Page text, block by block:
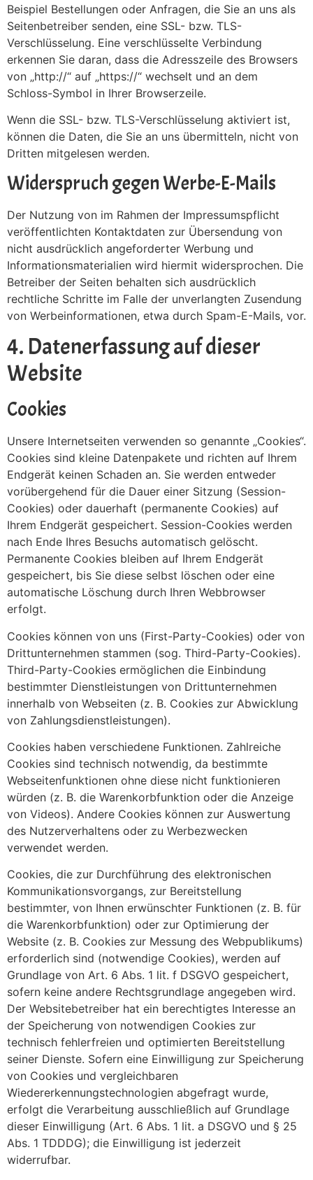
Beispiel Bestellungen oder Anfragen, die Sie an uns als
Seitenbetreiber senden, eine SSL- bzw. TLS-
Verschlüsselung. Eine verschlüsselte Verbindung
erkennen Sie daran, dass die Adresszeile des Browsers
von „http://“ auf „https://“ wechselt und an dem
Schloss-Symbol in Ihrer Browserzeile.
Wenn die SSL- bzw. TLS-Verschlüsselung aktiviert ist,
können die Daten, die Sie an uns übermitteln, nicht von
Dritten mitgelesen werden.
Widerspruch gegen Werbe-E-Mails
Der Nutzung von im Rahmen der Impressumspflicht
veröffentlichten Kontaktdaten zur Übersendung von
nicht ausdrücklich angeforderter Werbung und
Informationsmaterialien wird hiermit widersprochen. Die
Betreiber der Seiten behalten sich ausdrücklich
rechtliche Schritte im Falle der unverlangten Zusendung
von Werbeinformationen, etwa durch Spam-E-Mails, vor.
4. Datenerfassung auf dieser
Website
Cookies
Unsere Internetseiten verwenden so genannte „Cookies“.
Cookies sind kleine Datenpakete und richten auf Ihrem
Endgerät keinen Schaden an. Sie werden entweder
vorübergehend für die Dauer einer Sitzung (Session-
Cookies) oder dauerhaft (permanente Cookies) auf
Ihrem Endgerät gespeichert. Session-Cookies werden
nach Ende Ihres Besuchs automatisch gelöscht.
Permanente Cookies bleiben auf Ihrem Endgerät
gespeichert, bis Sie diese selbst löschen oder eine
automatische Löschung durch Ihren Webbrowser
erfolgt.
Cookies können von uns (First-Party-Cookies) oder von
Drittunternehmen stammen (sog. Third-Party-Cookies).
Third-Party-Cookies ermöglichen die Einbindung
bestimmter Dienstleistungen von Drittunternehmen
innerhalb von Webseiten (z. B. Cookies zur Abwicklung
von Zahlungsdienstleistungen).
Cookies haben verschiedene Funktionen. Zahlreiche
Cookies sind technisch notwendig, da bestimmte
Webseitenfunktionen ohne diese nicht funktionieren
würden (z. B. die Warenkorbfunktion oder die Anzeige
von Videos). Andere Cookies können zur Auswertung
des Nutzerverhaltens oder zu Werbezwecken
verwendet werden.
Cookies, die zur Durchführung des elektronischen
Kommunikationsvorgangs, zur Bereitstellung
bestimmter, von Ihnen erwünschter Funktionen (z. B. für
die Warenkorbfunktion) oder zur Optimierung der
Website (z. B. Cookies zur Messung des Webpublikums)
erforderlich sind (notwendige Cookies), werden auf
Grundlage von Art. 6 Abs. 1 lit. f DSGVO gespeichert,
sofern keine andere Rechtsgrundlage angegeben wird.
Der Websitebetreiber hat ein berechtigtes Interesse an
der Speicherung von notwendigen Cookies zur
technisch fehlerfreien und optimierten Bereitstellung
seiner Dienste. Sofern eine Einwilligung zur Speicherung
von Cookies und vergleichbaren
Wiedererkennungstechnologien abgefragt wurde,
erfolgt die Verarbeitung ausschließlich auf Grundlage
dieser Einwilligung (Art. 6 Abs. 1 lit. a DSGVO und § 25
Abs. 1 TDDDG); die Einwilligung ist jederzeit
widerrufbar.